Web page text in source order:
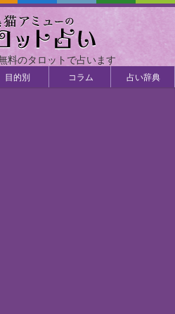
料のタロットで占います
目的別 コラム 占い辞典